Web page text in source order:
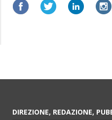
DIREZIONE, REDAZIONE,